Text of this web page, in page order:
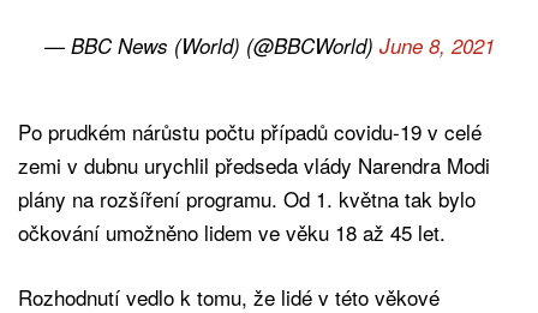
— BBC News (World) (@BBCWorld) June 8, 2021
Po prudkém nárůstu počtu případů covidu-19 v celé
zemi v dubnu urychlil předseda vlády Narendra Modi
plány na rozšíření programu. Od 1. května tak bylo
očkování umožněno lidem ve věku 18 až 45 let.
Rozhodnutí vedlo k tomu, že lidé v této věkové